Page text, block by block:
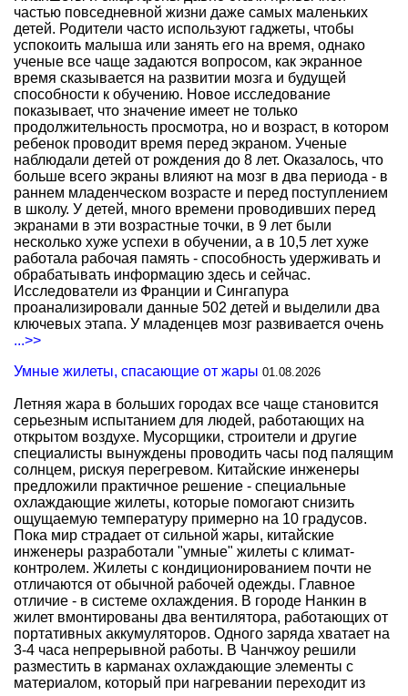
частью повседневной жизни даже самых маленьких
детей. Родители часто используют гаджеты, чтобы
успокоить малыша или занять его на время, однако
ученые все чаще задаются вопросом, как экранное
время сказывается на развитии мозга и будущей
способности к обучению. Новое исследование
показывает, что значение имеет не только
продолжительность просмотра, но и возраст, в котором
ребенок проводит время перед экраном. Ученые
наблюдали детей от рождения до 8 лет. Оказалось, что
больше всего экраны влияют на мозг в два периода - в
раннем младенческом возрасте и перед поступлением
в школу. У детей, много времени проводивших перед
экранами в эти возрастные точки, в 9 лет были
несколько хуже успехи в обучении, а в 10,5 лет хуже
работала рабочая память - способность удерживать и
обрабатывать информацию здесь и сейчас.
Исследователи из Франции и Сингапура
проанализировали данные 502 детей и выделили два
ключевых этапа. У младенцев мозг развивается очень
...>>
Умные жилеты, спасающие от жары 01.08.2026
Летняя жара в больших городах все чаще становится
серьезным испытанием для людей, работающих на
открытом воздухе. Мусорщики, строители и другие
специалисты вынуждены проводить часы под палящим
солнцем, рискуя перегревом. Китайские инженеры
предложили практичное решение - специальные
охлаждающие жилеты, которые помогают снизить
ощущаемую температуру примерно на 10 градусов.
Пока мир страдает от сильной жары, китайские
инженеры разработали "умные" жилеты с климат-
контролем. Жилеты с кондиционированием почти не
отличаются от обычной рабочей одежды. Главное
отличие - в системе охлаждения. В городе Нанкин в
жилет вмонтированы два вентилятора, работающих от
портативных аккумуляторов. Одного заряда хватает на
3-4 часа непрерывной работы. В Чанчжоу решили
разместить в карманах охлаждающие элементы с
материалом, который при нагревании переходит из